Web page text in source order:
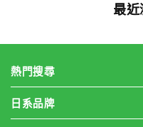
最近
熱門搜尋
日系品牌